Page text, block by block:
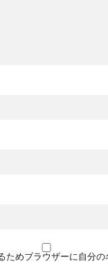
ためブラウザーに自分